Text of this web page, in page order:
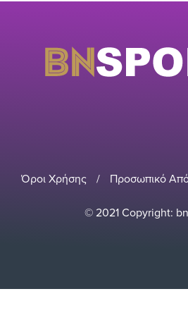
Όροι Χρήσης / Προσωπικό
© 2021 Copyright: